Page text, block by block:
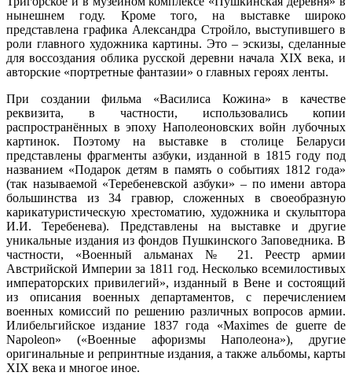
нынешнем году. Кроме того, на выставке широко
представлена графика Александра Стройло, выступившего в
роли главного художника картины. Это – эскизы, сделанные
для воссоздания облика русской деревни начала XIX века, и
авторские «портретные фантазии» о главных героях ленты.
При создании фильма «Василиса Кожина» в качестве
реквизита, в частности, использовались копии
распространённых в эпоху Наполеоновских войн лубочных
картинок. Поэтому на выставке в столице Беларуси
представлены фрагменты азбуки, изданной в 1815 году под
названием «Подарок детям в память о событиях 1812 года»
(так называемой «Теребеневской азбуки» – по имени автора
большинства из 34 гравюр, сложенных в своеобразную
карикатуристическую хрестоматию, художника и скульптора
И.И. Теребенева). Представлены на выставке и другие
уникальные издания из фондов Пушкинского Заповедника. В
частности, «Военный альманах № 21. Реестр армии
Австрийской Империи за 1811 год. Несколько всемилостивых
императорских привилегий», изданный в Вене и состоящий
из описания военных департаментов, с перечислением
военных комиссий по решению различных вопросов армии.
Илибельгийское издание 1837 года «Maximes de guerre de
Napoleon» («Военные афоризмы Наполеона»), другие
оригинальные и репринтные издания, а также альбомы, карты
ХІХ века и многое иное.